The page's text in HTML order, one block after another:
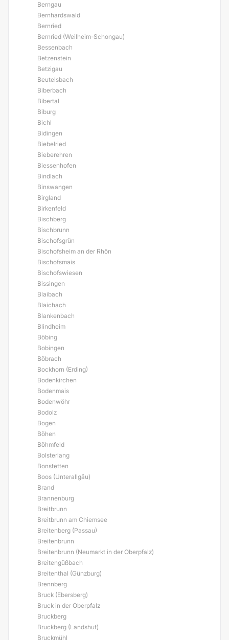
Berngau
Bernhardswald
Bernried
Bernried (Weilheim-Schongau)
Bessenbach
Betzenstein
Betzigau
Beutelsbach
Biberbach
Bibertal
Biburg
Bichl
Bidingen
Biebelried
Bieberehren
Biessenhofen
Bindlach
Binswangen
Birgland
Birkenfeld
Bischberg
Bischbrunn
Bischofsgrün
Bischofsheim an der Rhön
Bischofsmais
Bischofswiesen
Bissingen
Blaibach
Blaichach
Blankenbach
Blindheim
Böbing
Bobingen
Böbrach
Bockhorn (Erding)
Bodenkirchen
Bodenmais
Bodenwöhr
Bodolz
Bogen
Böhen
Böhmfeld
Bolsterlang
Bonstetten
Boos (Unterallgäu)
Brand
Brannenburg
Breitbrunn
Breitbrunn am Chiemsee
Breitenberg (Passau)
Breitenbrunn
Breitenbrunn (Neumarkt in der Oberpfalz)
Breitengüßbach
Breitenthal (Günzburg)
Brennberg
Bruck (Ebersberg)
Bruck in der Oberpfalz
Bruckberg
Bruckberg (Landshut)
Bruckmühl